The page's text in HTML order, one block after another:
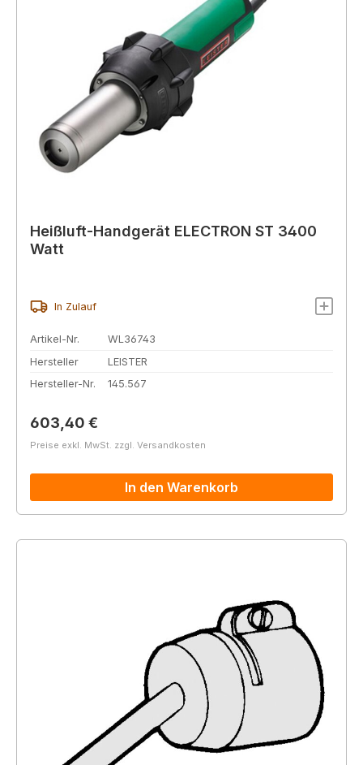
Heißluft-Handgerät ELECTRON ST 3400
Watt
In Zulauf
Artikel-Nr.
WL36743
Hersteller
LEISTER
Hersteller-Nr.
145.567
Regulärer Preis:
603,40 €
Preise exkl. MwSt. zzgl. Versandkosten
In den Warenkorb